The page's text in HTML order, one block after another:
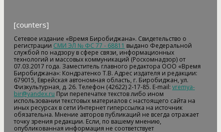
[counters]
Сетевое издание «Время Биробиджана». Свидетельство о
регистрации СМИ ЭЛ № ФС 77 - 68811 выдано Федеральной
службой по надзору в сфере связи, информационных
технологий и массовых коммуникаций (Роскомнадзор) от
07.03.2017 года. Заместитель главного редактора ООО «Время
Биробиджана»: Кондратенко Т.В. Адрес издателя и редакции:
679015, Еврейская автономная область, г. Биробиджан, ул.
Физкультурная, д. 26. Телефон (42622) 2-17-85. E-mail: vremya-
bir@yandex.ru При перепечатке текстов либо ином
использовании текстовых материалов с настоящего сайта на
иных ресурсах в сети Интернет гиперссылка на источник
обязательна. Мнение авторов публикаций не всегда отражает
точку зрения редакции. Если, по вашему мнению,
опубликованная информация не соответствует